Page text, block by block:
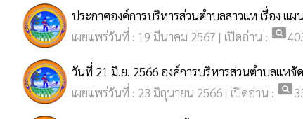
ประกาศองค์การบริหารส่วนตำบลสาวแห เรื่อง แ
เผยแพร่วันที่ : 19 มีนาคม 2567 | เปิดอ่าน : pageview
วันที่ 21 มิ.ย. 2566 องค์การบริหารส่วนตำบลแหจั
เผยแพร่วันที่ : 23 มิถุนายน 2566 | เปิดอ่าน : pageview